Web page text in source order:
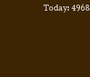
Today: 4968